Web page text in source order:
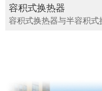
容积式换热器
容积式换热器与半容积